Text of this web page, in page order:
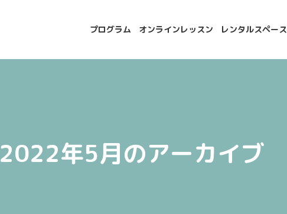
プログラム オンラインレッスン レンタルスペース
2022年5月のアーカイブ